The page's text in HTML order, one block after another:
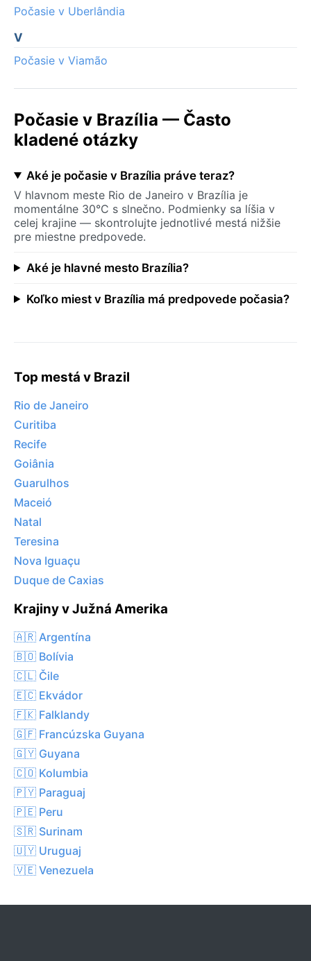
Počasie v Uberlândia
V
Počasie v Viamão
Počasie v Brazília — Často
kladené otázky
Aké je počasie v Brazília práve teraz?
V hlavnom meste Rio de Janeiro v Brazília je
momentálne 30°C s slnečno. Podmienky sa líšia v
celej krajine — skontrolujte jednotlivé mestá nižšie
pre miestne predpovede.
Aké je hlavné mesto Brazília?
Koľko miest v Brazília má predpovede počasia?
Top mestá v Brazil
Rio de Janeiro
Curitiba
Recife
Goiânia
Guarulhos
Maceió
Natal
Teresina
Nova Iguaçu
Duque de Caxias
Krajiny v Južná Amerika
🇦🇷 Argentína
🇧🇴 Bolívia
🇨🇱 Čile
🇪🇨 Ekvádor
🇫🇰 Falklandy
🇬🇫 Francúzska Guyana
🇬🇾 Guyana
🇨🇴 Kolumbia
🇵🇾 Paraguaj
🇵🇪 Peru
🇸🇷 Surinam
🇺🇾 Uruguaj
🇻🇪 Venezuela